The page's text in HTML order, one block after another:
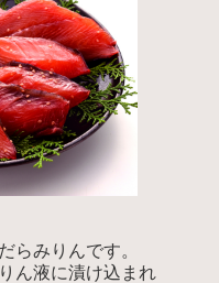
らみりんです。
ん液に漬け込まれ